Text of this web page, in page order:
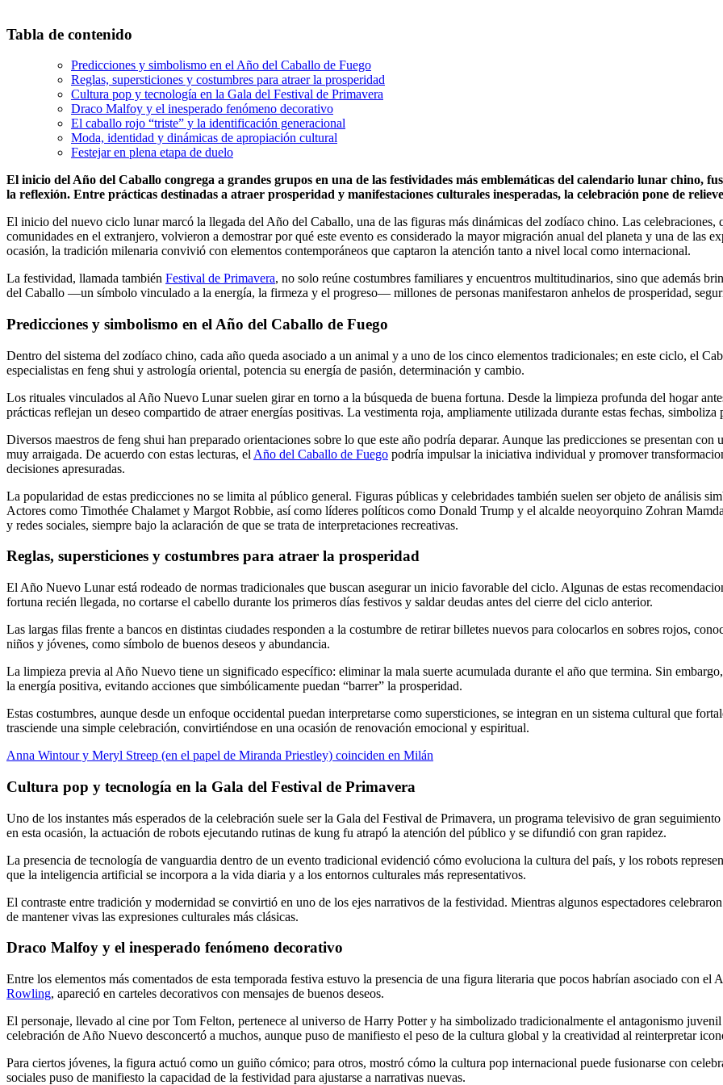
Tabla de contenido
Predicciones y simbolismo en el Año del Caballo de Fuego
Reglas, supersticiones y costumbres para atraer la prosperidad
Cultura pop y tecnología en la Gala del Festival de Primavera
Draco Malfoy y el inesperado fenómeno decorativo
El caballo rojo “triste” y la identificación generacional
Moda, identidad y dinámicas de apropiación cultural
Festejar en plena etapa de duelo
El inicio del Año del Caballo congrega a grandes grupos en una de las festividades más emblemáticas del calendario lunar chino,
la reflexión. Entre prácticas destinadas a atraer prosperidad y manifestaciones culturales inesperadas, la celebración pone de
El inicio del nuevo ciclo lunar marcó la llegada del Año del Caballo, una de las figuras más dinámicas del zodíaco chino. Las
comunidades en el extranjero, volvieron a demostrar por qué este evento es considerado la mayor migración anual del planeta y una de las
ocasión, la tradición milenaria convivió con elementos contemporáneos que captaron la atención tanto a nivel local como internacional.
La festividad, llamada también Festival de Primavera, no solo reúne costumbres familiares y encuentros multitudinarios, sino que además
del Caballo —un símbolo vinculado a la energía, la firmeza y el progreso— millones de personas manifestaron anhelos de prosperidad,
Predicciones y simbolismo en el Año del Caballo de Fuego
Dentro del sistema del zodíaco chino, cada año queda asociado a un animal y a uno de los cinco elementos tradicionales; en este ciclo, el
especialistas en feng shui y astrología oriental, potencia su energía de pasión, determinación y cambio.
Los rituales vinculados al Año Nuevo Lunar suelen girar en torno a la búsqueda de buena fortuna. Desde la limpieza profunda del hogar
prácticas reflejan un deseo compartido de atraer energías positivas. La vestimenta roja, ampliamente utilizada durante estas fechas,
Diversos maestros de feng shui han preparado orientaciones sobre lo que este año podría deparar. Aunque las predicciones se presentan
muy arraigada. De acuerdo con estas lecturas, el Año del Caballo de Fuego podría impulsar la iniciativa individual y promover
decisiones apresuradas.
La popularidad de estas predicciones no se limita al público general. Figuras públicas y celebridades también suelen ser objeto de análisis
Actores como Timothée Chalamet y Margot Robbie, así como líderes políticos como Donald Trump y el alcalde neoyorquino Zohran
y redes sociales, siempre bajo la aclaración de que se trata de interpretaciones recreativas.
Reglas, supersticiones y costumbres para atraer la prosperidad
El Año Nuevo Lunar está rodeado de normas tradicionales que buscan asegurar un inicio favorable del ciclo. Algunas de estas
fortuna recién llegada, no cortarse el cabello durante los primeros días festivos y saldar deudas antes del cierre del ciclo anterior.
Las largas filas frente a bancos en distintas ciudades responden a la costumbre de retirar billetes nuevos para colocarlos en sobres rojos,
niños y jóvenes, como símbolo de buenos deseos y abundancia.
La limpieza previa al Año Nuevo tiene un significado específico: eliminar la mala suerte acumulada durante el año que termina. Sin
la energía positiva, evitando acciones que simbólicamente puedan “barrer” la prosperidad.
Estas costumbres, aunque desde un enfoque occidental puedan interpretarse como supersticiones, se integran en un sistema cultural que
trasciende una simple celebración, convirtiéndose en una ocasión de renovación emocional y espiritual.
Anna Wintour y Meryl Streep (en el papel de Miranda Priestley) coinciden en Milán
Cultura pop y tecnología en la Gala del Festival de Primavera
Uno de los instantes más esperados de la celebración suele ser la Gala del Festival de Primavera, un programa televisivo de gran
en esta ocasión, la actuación de robots ejecutando rutinas de kung fu atrapó la atención del público y se difundió con gran rapidez.
La presencia de tecnología de vanguardia dentro de un evento tradicional evidenció cómo evoluciona la cultura del país, y los robots
que la inteligencia artificial se incorpora a la vida diaria y a los entornos culturales más representativos.
El contraste entre tradición y modernidad se convirtió en uno de los ejes narrativos de la festividad. Mientras algunos espectadores
de mantener vivas las expresiones culturales más clásicas.
Draco Malfoy y el inesperado fenómeno decorativo
Entre los elementos más comentados de esta temporada festiva estuvo la presencia de una figura literaria que pocos habrían asociado con
Rowling, apareció en carteles decorativos con mensajes de buenos deseos.
El personaje, llevado al cine por Tom Felton, pertenece al universo de Harry Potter y ha simbolizado tradicionalmente el antagonismo
celebración de Año Nuevo desconcertó a muchos, aunque puso de manifiesto el peso de la cultura global y la creatividad al reinterpretar
Para ciertos jóvenes, la figura actuó como un guiño cómico; para otros, mostró cómo la cultura pop internacional puede fusionarse con
sociales puso de manifiesto la capacidad de la festividad para ajustarse a narrativas nuevas.